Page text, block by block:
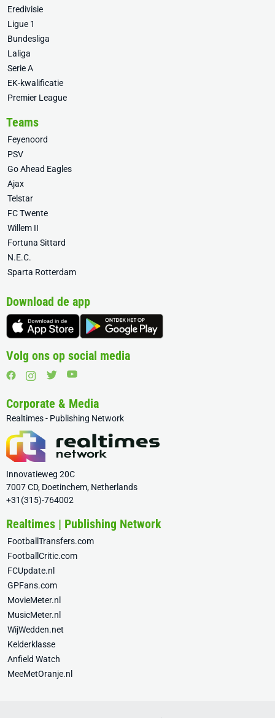
Eredivisie
Ligue 1
Bundesliga
Laliga
Serie A
EK-kwalificatie
Premier League
Teams
Feyenoord
PSV
Go Ahead Eagles
Ajax
Telstar
FC Twente
Willem II
Fortuna Sittard
N.E.C.
Sparta Rotterdam
Download de app
Volg ons op social media
Corporate & Media
Realtimes - Publishing Network
Innovatieweg 20C
7007 CD, Doetinchem, Netherlands
+31(315)-764002
Realtimes | Publishing Network
FootballTransfers.com
FootballCritic.com
FCUpdate.nl
GPFans.com
MovieMeter.nl
MusicMeter.nl
WijWedden.net
Kelderklasse
Anfield Watch
MeeMetOranje.nl